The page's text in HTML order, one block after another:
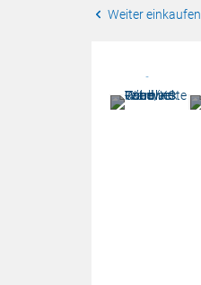
Weiter einkaufen